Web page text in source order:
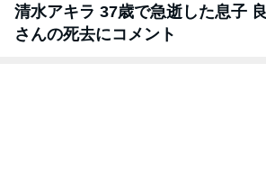
清水アキラ 37歳で急逝した息子
さんの死去にコメント